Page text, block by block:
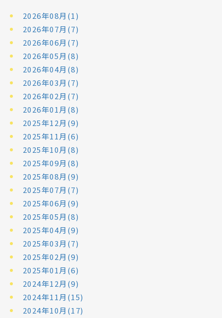
2026年08月(1)
2026年07月(7)
2026年06月(7)
2026年05月(8)
2026年04月(8)
2026年03月(7)
2026年02月(7)
2026年01月(8)
2025年12月(9)
2025年11月(6)
2025年10月(8)
2025年09月(8)
2025年08月(9)
2025年07月(7)
2025年06月(9)
2025年05月(8)
2025年04月(9)
2025年03月(7)
2025年02月(9)
2025年01月(6)
2024年12月(9)
2024年11月(15)
2024年10月(17)